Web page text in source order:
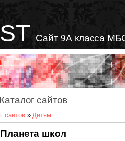
Сайт 9А класса
Каталог сайтов
сайтов » Детям
Планета школ